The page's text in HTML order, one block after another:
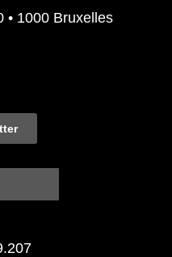
• 1000 Bruxelles